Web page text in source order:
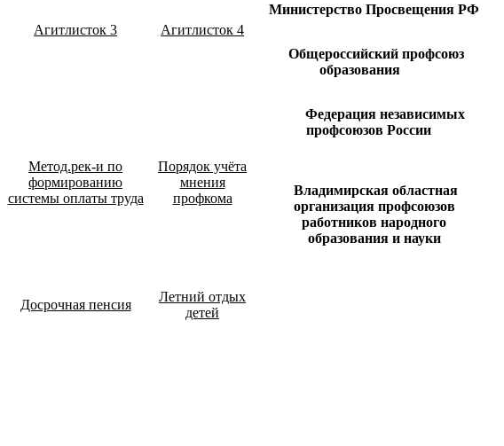
Агитлисток 3 Агитлисток 4
Метод.рек-и по
формированию
системы оплаты труда
Порядок учёта
мнения
профкома
Досрочная пенсия
Летний отдых
детей
Министерство Просвещения РФ
Общероссийский профсоюз
образования
Федерация независимых
профсоюзов России
Владимирская областная
организация профсоюзов
работников народного
образования и науки